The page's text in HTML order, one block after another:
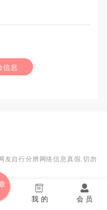
会 员
我 的
信息
友自行分辨网络信息真假,切勿